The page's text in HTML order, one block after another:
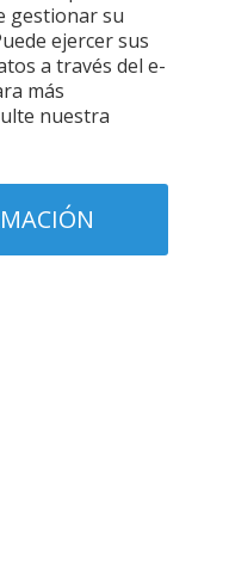
gestionar su
ejercer sus
a través del e-
más
nuestra